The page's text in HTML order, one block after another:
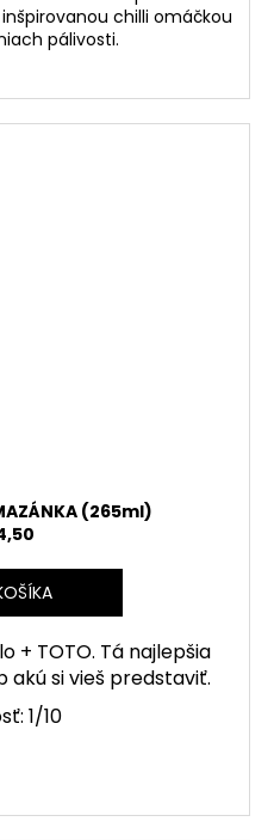
chilli omáčkou
pálivosti.
(265ml)
+ TOTO. Tá najlepšia
akú si vieš predstaviť.
1/10